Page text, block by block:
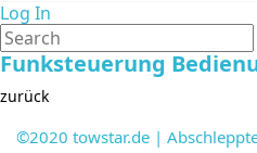
Log In
Funksteuerung
zurück
©2020 towstar.de |